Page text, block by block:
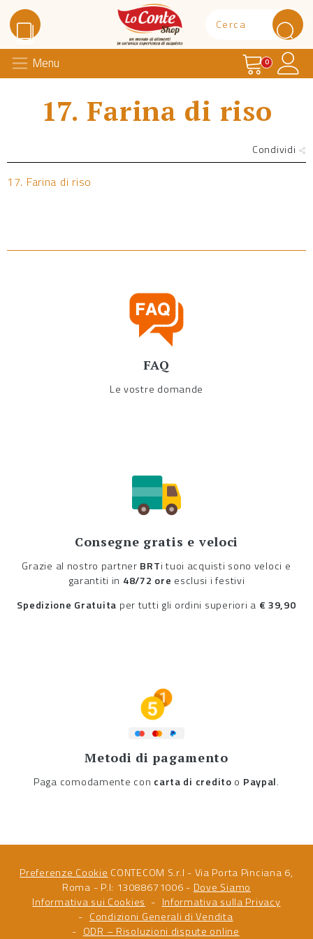
Lo Conte Shop
Menu Carrello
0
17. Farina di riso
Condividi
17. Farina di riso
FAQ
Le vostre domande
Consegne gratis e veloci
Grazie al nostro partner BRTi tuoi acquisti sono veloci e
garantiti in 48/72 ore esclusi i festivi
Spedizione Gratuita per tutti gli ordini superiori a € 39,90
Metodi di pagamento
Paga comodamente con carta di credito o Paypal.
Preferenze Cookie CONTECOM S.r.l - Via Porta Pinciana 6,
Roma - P.I: 13088671006 - Dove Siamo
Informativa sui Cookies
Informativa sulla Privacy
Condizioni Generali di Vendita
ODR – Risoluzioni dispute online